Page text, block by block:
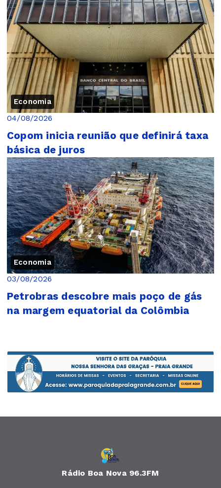
Economia
04/08/2026
Copom inicia reunião que definirá taxa
básica de juros
Economia
03/08/2026
Petrobras descobre mais poço de gás
na margem equatorial da Colômbia
Rádio Boa Nova 96.3FM